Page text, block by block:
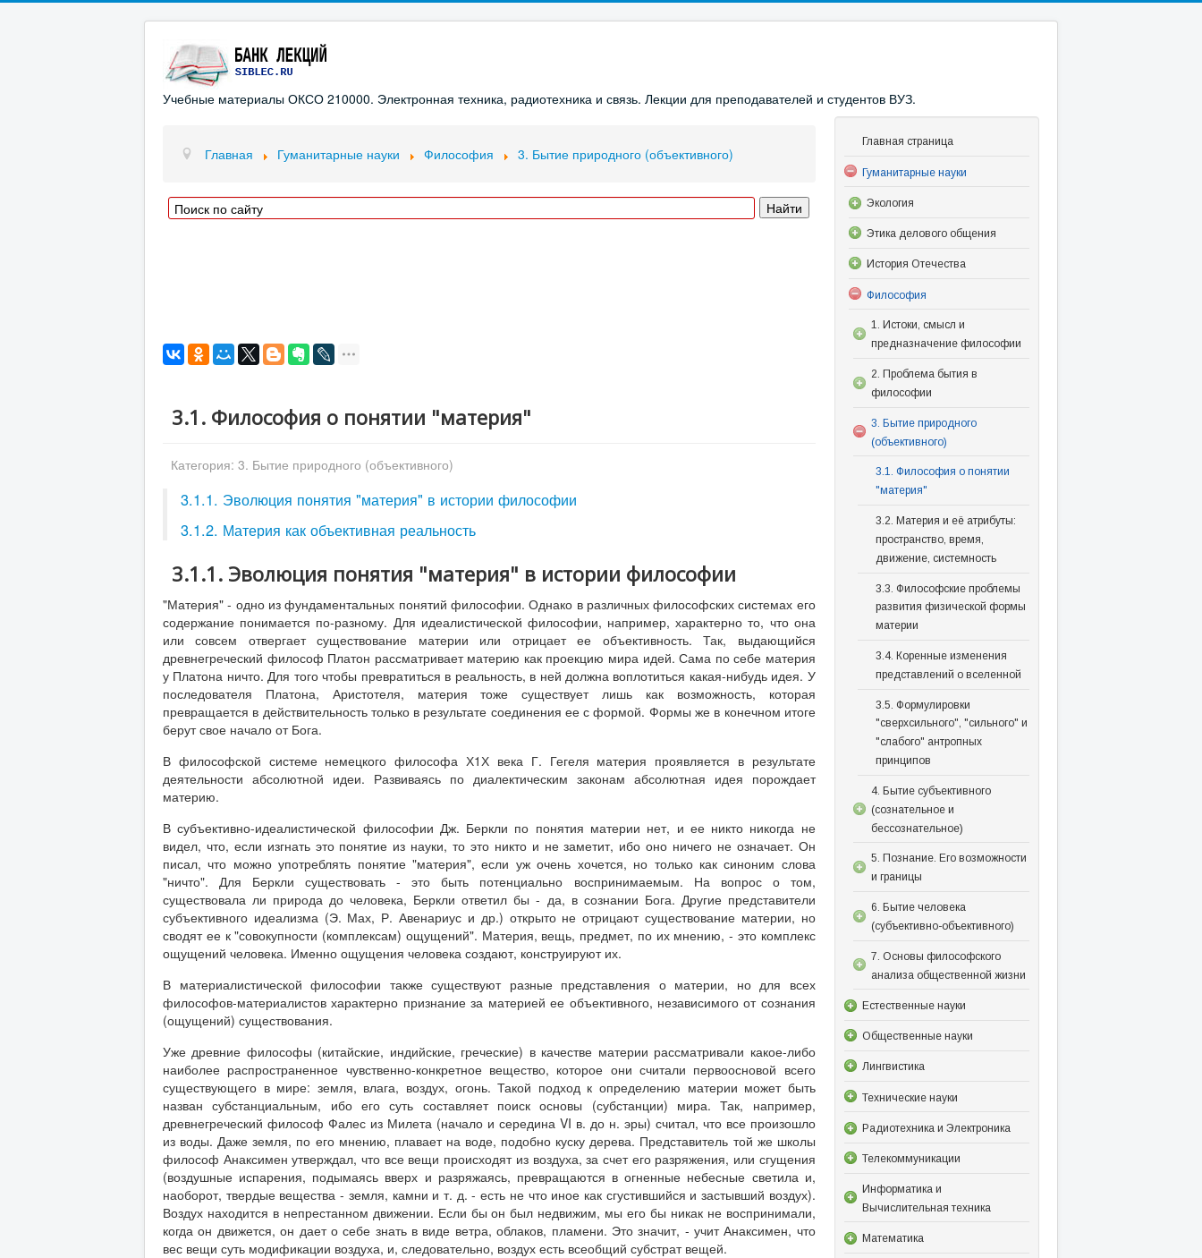
Учебные материалы ОКСО 210000. Электронная техника, радиотехника и связь. Лекции для преподавателей и студентов ВУЗ.
Главная Гуманитарные науки Философия 3. Бытие природного (объективного)
3.1. Философия о понятии "материя"
Категория: 3. Бытие природного (объективного)
3.1.1. Эволюция понятия "материя" в истории философии
3.1.2. Материя как объективная реальность
3.1.1. Эволюция понятия "материя" в истории философии
"Материя" - одно из фундаментальных понятий философии. Однако в различных философских системах его
содержание понимается по-разному. Для идеалистической философии, например, характерно то, что она
или совсем отвергает существование материи или отрицает ее объективность. Так, выдающийся
древнегреческий философ Платон рассматривает материю как проекцию мира идей. Сама по себе материя
у Платона ничто. Для того чтобы превратиться в реальность, в ней должна воплотиться какая-нибудь идея. У
последователя Платона, Аристотеля, материя тоже существует лишь как возможность, которая
превращается в действительность только в результате соединения ее с формой. Формы же в конечном итоге
берут свое начало от Бога.
В философской системе немецкого философа Х1Х века Г. Гегеля материя проявляется в результате
деятельности абсолютной идеи. Развиваясь по диалектическим законам абсолютная идея порождает
материю.
В субъективно-идеалистической философии Дж. Беркли по понятия материи нет, и ее никто никогда не
видел, что, если изгнать это понятие из науки, то это никто и не заметит, ибо оно ничего не означает. Он
писал, что можно употреблять понятие "материя", если уж очень хочется, но только как синоним слова
"ничто". Для Беркли существовать - это быть потенциально воспринимаемым. На вопрос о том,
существовала ли природа до человека, Беркли ответил бы - да, в сознании Бога. Другие представители
субъективного идеализма (Э. Мах, Р. Авенариус и др.) открыто не отрицают существование материи, но
сводят ее к "совокупности (комплексам) ощущений". Материя, вещь, предмет, по их мнению, - это комплекс
ощущений человека. Именно ощущения человека создают, конструируют их.
В материалистической философии также существуют разные представления о материи, но для всех
философов-материалистов характерно признание за материей ее объективного, независимого от сознания
(ощущений) существования.
Уже древние философы (китайские, индийские, греческие) в качестве материи рассматривали какое-либо
наиболее распространенное чувственно-конкретное вещество, которое они считали первоосновой всего
существующего в мире: земля, влага, воздух, огонь. Такой подход к определению материи может быть
назван субстанциальным, ибо его суть составляет поиск основы (субстанции) мира. Так, например,
древнегреческий философ Фалес из Милета (начало и середина VI в. до н. эры) считал, что все произошло
из воды. Даже земля, по его мнению, плавает на воде, подобно куску дерева. Представитель той же школы
философ Анаксимен утверждал, что все вещи происходят из воздуха, за счет его разряжения, или сгущения
(воздушные испарения, подымаясь вверх и разряжаясь, превращаются в огненные небесные светила и,
наоборот, твердые вещества - земля, камни и т. д. - есть не что иное как сгустившийся и застывший воздух).
Воздух находится в непрестанном движении. Если бы он был недвижим, мы его бы никак не воспринимали,
когда он движется, он дает о себе знать в виде ветра, облаков, пламени. Это значит, - учит Анаксимен, что
вес вещи суть модификации воздуха, и, следовательно, воздух есть всеобщий субстрат вещей.
Главная страница
Гуманитарные науки
Экология
Этика делового общения
История Отечества
Философия
1. Истоки, смысл и
предназначение философии
2. Проблема бытия в
философии
3. Бытие природного
(объективного)
3.1. Философия о понятии
"материя"
3.2. Материя и её атрибуты:
пространство, время,
движение, системность
3.3. Философские проблемы
развития физической формы
материи
3.4. Коренные изменения
представлений о вселенной
3.5. Формулировки
"сверхсильного", "сильного" и
"слабого" антропных
принципов
4. Бытие субъективного
(сознательное и
бессознательное)
5. Познание. Его возможности
и границы
6. Бытие человека
(субъективно-объективного)
7. Основы философского
анализа общественной жизни
Естественные науки
Общественные науки
Лингвистика
Технические науки
Радиотехника и Электроника
Телекоммуникации
Информатика и
Вычислительная техника
Математика